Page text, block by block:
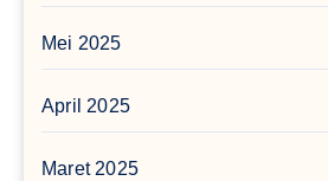
Mei 2025
April 2025
Maret 2025